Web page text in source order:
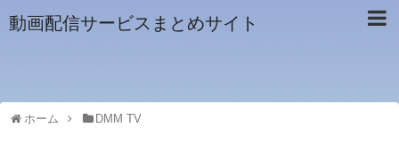
動画配信サービスまとめサイト
ホーム DMM TV